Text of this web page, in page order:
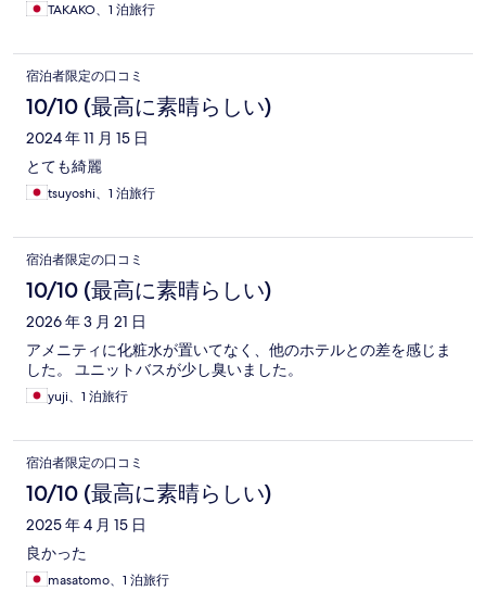
TAKAKO、1 泊旅行
宿泊者限定の口コミ
10/10 (最高に素晴らしい)
2024 年 11 月 15 日
とても綺麗
tsuyoshi、1 泊旅行
宿泊者限定の口コミ
10/10 (最高に素晴らしい)
2026 年 3 月 21 日
アメニティに化粧水が置いてなく、他のホテルとの差を感じま
した。 ユニットバスが少し臭いました。
yuji、1 泊旅行
宿泊者限定の口コミ
10/10 (最高に素晴らしい)
2025 年 4 月 15 日
良かった
masatomo、1 泊旅行